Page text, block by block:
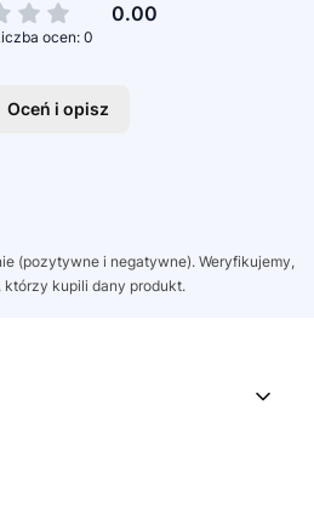
0.00
ocen: 0
Oceń i opisz
(pozytywne i negatywne). Weryfikujemy,
kupili dany produkt.